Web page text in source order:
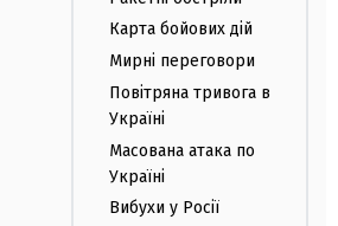
Карта бойових дій
Мирні переговори
Повітряна тривога в
Україні
Масована атака по
Україні
Вибухи у Росії